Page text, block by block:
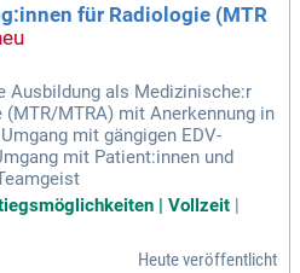
für Radiologie (MTR
Ausbildung als Medizinische:r
MTRA) mit Anerkennung in
mit gängigen EDV-
mit Patient:innen und
| Vollzeit
Heute veröffentlicht